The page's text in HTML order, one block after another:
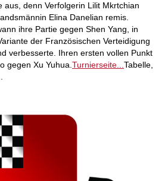
aus, denn Verfolgerin Lilit Mkrtchian
Elina Danelian remis.
ihre Partie gegen Shen Yang, in
der Französischen Verteidigung
verbesserte. Ihren ersten vollen Punkt
gegen Xu Yuhua. Turnierseite... Tabelle,